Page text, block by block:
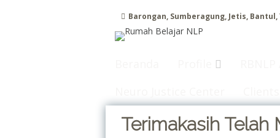
Barongan, Sumberagung, Jetis, Bantul,
Terimakasih Telah